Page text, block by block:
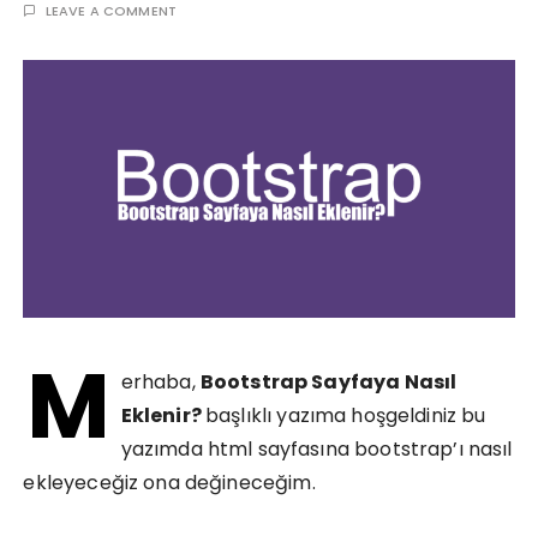
LEAVE A COMMENT
M erhaba, Bootstrap Sayfaya Nasıl
Eklenir?başlıklı yazıma hoşgeldiniz bu
yazımda html sayfasına bootstrap’ı nasıl
ekleyeceğiz ona değineceğim.